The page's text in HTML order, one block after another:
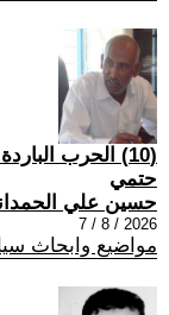
(10) الحرب
حتمي
حسين علي
2026 / 8 / 7
مواضيع وابحاث